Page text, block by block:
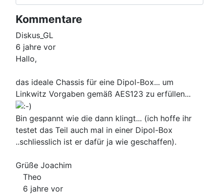
Kommentare
Diskus_GL
6 jahre vor
Hallo,
das ideale Chassis für eine Dipol-Box... um
Linkwitz Vorgaben gemäß AES123 zu erfüllen...
Bin gespannt wie die dann klingt... (ich hoffe ihr
testet das Teil auch mal in einer Dipol-Box
..schliesslich ist er dafür ja wie geschaffen).
Grüße Joachim
Theo
6 jahre vor